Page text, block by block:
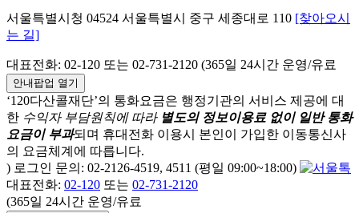
서울특별시청 04524 서울특별시 중구 세종대로 110 [찾아오시
는 길]
대표전화: 02-120 또는 02-731-2120 (365일 24시간 운영/유료
안내팝업 열기
‘120다산콜재단’의 통화요금은 행정기관의 서비스 제공에 대
한 수익자 부담원칙에 따라 별도의 정보이용료 없이 일반 통화
요금이 부과되며 휴대전화 이용시 본인이 가입한 이동통신사
의 요금체계에 따릅니다.
) 로그인 문의: 02-2126-4519, 4511 (평일 09:00~18:00)
대표전화: 02-120 또는 02-731-2120
(365일 24시간 운영/유료